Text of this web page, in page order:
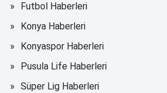
Futbol Haberleri
Konya Haberleri
Konyaspor Haberleri
Pusula Life Haberleri
Süper Lig Haberleri